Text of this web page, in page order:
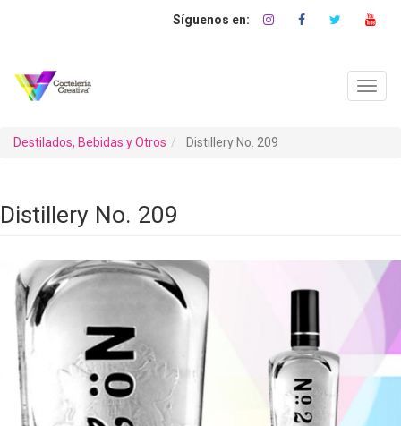
Destilados, Bebidas y Otros Distillery No. 209
Distillery No. 209